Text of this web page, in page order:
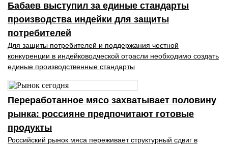
Бабаев выступил за единые стандарты
производства индейки для защиты
потребителей
Для защиты потребителей и поддержания честной
конкуренции в индейководческой отрасли необходимо создать
единые производственные стандарты
Переработанное мясо захватывает половину
рынка: россияне предпочитают готовые
продукты
Российский рынок мяса переживает структурный сдвиг в